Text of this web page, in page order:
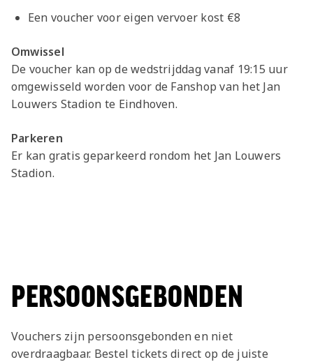
Een voucher voor eigen vervoer kost €8
Omwissel
De voucher kan op de wedstrijddag vanaf 19:15 uur
omgewisseld worden voor de Fanshop van het Jan
Louwers Stadion te Eindhoven.
Parkeren
Er kan gratis geparkeerd rondom het Jan Louwers
Stadion.
PERSOONSGEBONDEN
Vouchers zijn persoonsgebonden en niet
overdraagbaar. Bestel tickets direct op de juiste